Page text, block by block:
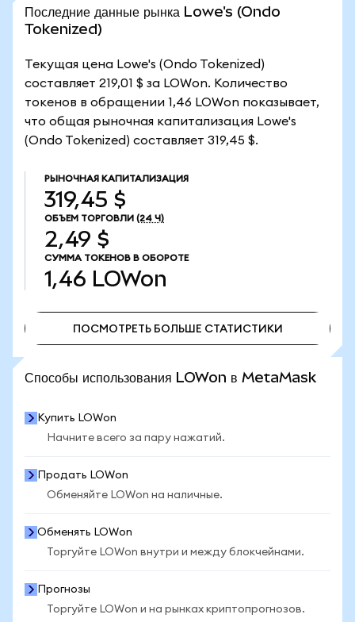
Последние данные рынка Lowe's (Ondo
Tokenized)
Текущая цена Lowe's (Ondo Tokenized)
составляет 219,01 $ за LOWon. Количество
токенов в обращении 1,46 LOWon показывает,
что общая рыночная капитализация Lowe's
(Ondo Tokenized) составляет 319,45 $.
РЫНОЧНАЯ КАПИТАЛИЗАЦИЯ
319,45 $
ОБЪЕМ ТОРГОВЛИ (24 Ч)
2,49 $
СУММА ТОКЕНОВ В ОБОРОТЕ
1,46 LOWon
ПОСМОТРЕТЬ БОЛЬШЕ СТАТИСТИКИ
Способы использования LOWon в MetaMask
Купить LOWon
Начните всего за пару нажатий.
Продать LOWon
Обменяйте LOWon на наличные.
Обменять LOWon
Торгуйте LOWon внутри и между блокчейнами.
Прогнозы
Торгуйте LOWon и на рынках криптопрогнозов.